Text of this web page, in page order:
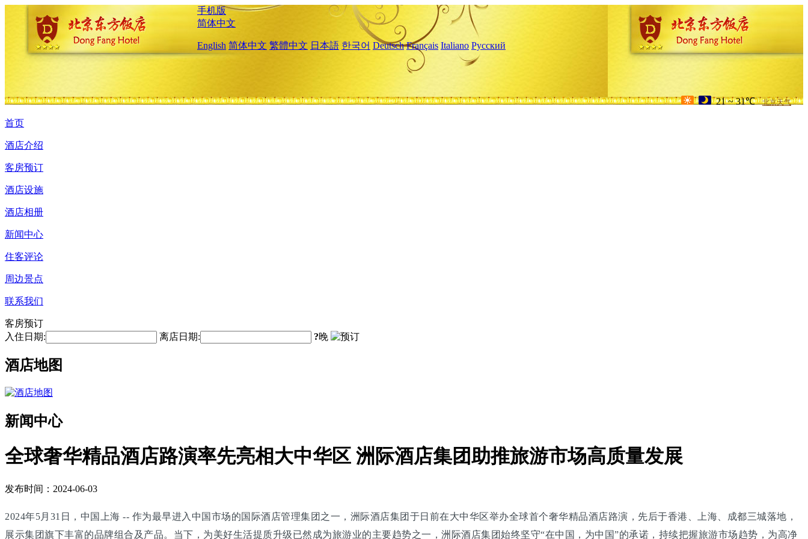
手机版
简体中文
English 简体中文 繁體中文 日本語 한국어 Deutsch Français Italiano Русский
21 ~ 31℃ 北京天气
首页
酒店介绍
客房预订
酒店设施
酒店相册
新闻中心
住客评论
周边景点
联系我们
客房预订
入住日期:
离店日期: ?晚
酒店地图
新闻中心
全球奢华精品酒店路演率先亮相大中华区 洲际酒店集团助推旅游市场高质量发展
发布时间：2024-06-03
2024年5月31日，中国上海 -- 作为最早进入中国市场的国际酒店管理集团之一，洲际酒店集团于日前在大中华区举办全球首个奢华精品酒店路演，先后于香港、上海、成都三城落地，
展示集团旗下丰富的品牌组合及产品。当下，为美好生活提质升级已然成为旅游业的主要趋势之一，洲际酒店集团始终坚守“在中国，为中国”的承诺，持续把握旅游市场趋势，为高净